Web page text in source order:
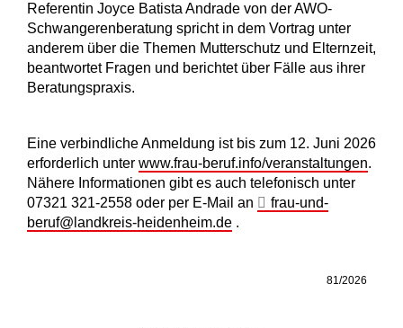
Referentin Joyce Batista Andrade von der AWO-
Schwangerenberatung spricht in dem Vortrag unter
anderem über die Themen Mutterschutz und Elternzeit,
beantwortet Fragen und berichtet über Fälle aus ihrer
Beratungspraxis.
Eine verbindliche Anmeldung ist bis zum 12. Juni 2026
erforderlich unter www.frau-beruf.info/veranstaltungen.
Nähere Informationen gibt es auch telefonisch unter
07321 321-2558 oder per E-Mail an
frau-und-
beruf@landkreis-heidenheim.de .
81/2026